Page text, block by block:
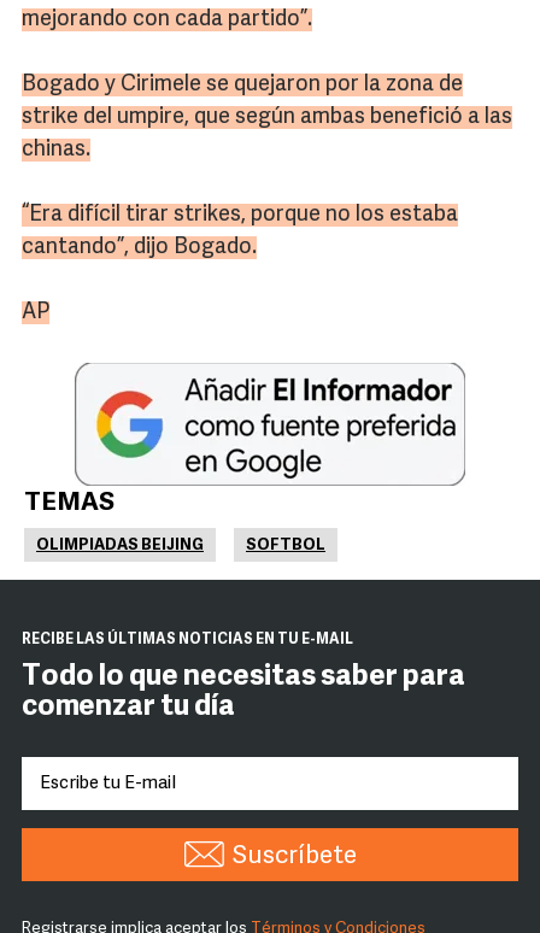
mejorando con cada partido”.
Bogado y Cirimele se quejaron por la zona de
strike del umpire, que según ambas benefició a las
chinas.
“Era difícil tirar strikes, porque no los estaba
cantando”, dijo Bogado.
AP
TEMAS
OLIMPIADAS BEIJING SOFTBOL
RECIBE LAS ÚLTIMAS NOTICIAS EN TU E-MAIL
Todo lo que necesitas saber para
comenzar tu día
Suscríbete
Registrarse implica aceptar los Términos y Condiciones